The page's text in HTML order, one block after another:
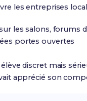
les entreprises
les salons, forums
portes ouvertes
discret mais
apprécié son